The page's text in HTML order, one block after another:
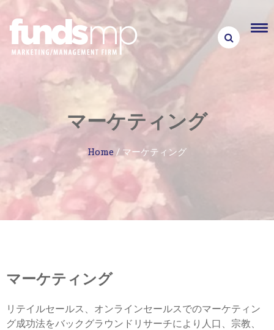
content
マーケティング
Home / マーケティング
マーケティング
リテイルセールス、オンラインセールスでのマーケティン
グ成功法をバックグラウンドリサーチにより人口、宗教、